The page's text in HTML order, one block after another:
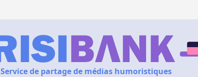
Service de partage de médias humoristiques